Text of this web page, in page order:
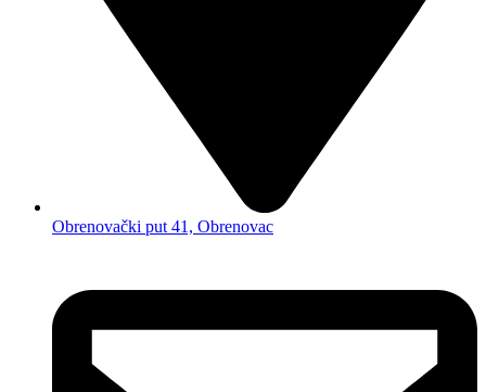
Obrenovački put 41, Obrenovac